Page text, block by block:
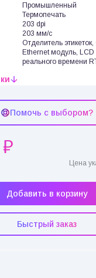
Промышленный
Термопечать
203 dpi
203 мм/с
Отделитель
Ethernet модуль,
реального времени
Помочь с выбором?
Цена
Добавить в корзину
Быстрый заказ